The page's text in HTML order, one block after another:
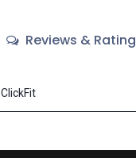
Reviews & Rating
ClickFit